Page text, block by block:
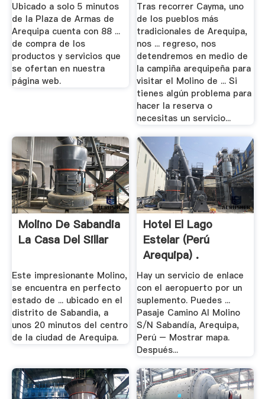
Ubicado a solo 5 minutos
de la Plaza de Armas de
Arequipa cuenta con 88 ...
de compra de los
productos y servicios que
se ofertan en nuestra
página web.
Tras recorrer Cayma, uno
de los pueblos más
tradicionales de Arequipa,
nos ... regreso, nos
detendremos en medio de
la campiña arequipeña para
visitar el Molino de ... Si
tienes algún problema para
hacer la reserva o
necesitas un servicio...
Molino De Sabandia
La Casa Del Sillar
Este impresionante Molino,
se encuentra en perfecto
estado de ... ubicado en el
distrito de Sabandia, a
unos 20 minutos del centro
de la ciudad de Arequipa.
Hotel El Lago
Estelar (Perú
Arequipa) .
Hay un servicio de enlace
con el aeropuerto por un
suplemento. Puedes ...
Pasaje Camino Al Molino
S/N Sabandía, Arequipa,
Perú – Mostrar mapa.
Después...